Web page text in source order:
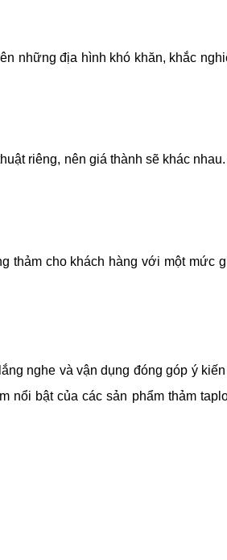
những địa hình khó khăn, khắc
riêng, nên giá thành sẽ khác
thảm cho khách hàng với một mức
nghe và vận dụng đóng góp ý
bật của các sản phẩm thảm